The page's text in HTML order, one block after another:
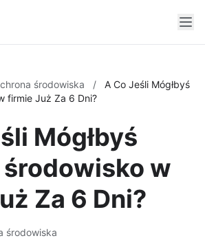
środowiska /
A Co Jeśli Mógłbyś
firmie Już Za 6 Dni?
Mógłbyś
w
Za 6 Dni?
środowiska